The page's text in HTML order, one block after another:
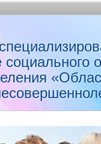
социального